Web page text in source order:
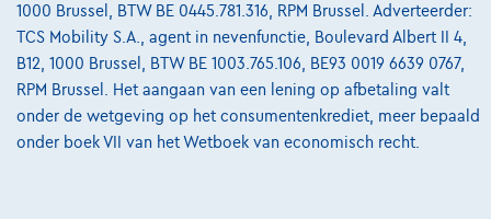
1000 Brussel, BTW BE 0445.781.316, RPM Brussel. Adverteerder:
TCS Mobility S.A., agent in nevenfunctie, Boulevard Albert II 4,
B12, 1000 Brussel, BTW BE 1003.765.106, BE93 0019 6639 0767,
RPM Brussel. Het aangaan van een lening op afbetaling valt
onder de wetgeving op het consumentenkrediet, meer bepaald
onder boek VII van het Wetboek van economisch recht.
Algemene Voorwaarden
Bijstandsvoorwaarden
Privacyverklaring
Cookiebeleid